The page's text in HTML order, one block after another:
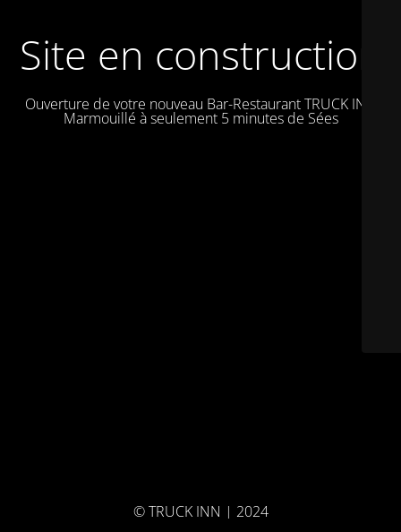
Site en construction
Ouverture de votre nouveau Bar-Restaurant TRUCK IN à
Marmouillé à seulement 5 minutes de Sées
© TRUCK INN | 2024